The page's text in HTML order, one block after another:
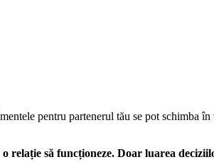
pentru partenerul tău se pot schimba
relație să funcționeze. Doar luarea